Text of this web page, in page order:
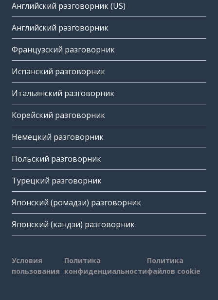
Английский разговорник (US)
Английский разговорник
Французский разговорник
Испанский разговорник
Итальянский разговорник
Корейский разговорник
Немецкий разговорник
Польский разговорник
Турецкий разговорник
Японский (ромадзи) разговорник
Японский (кандзи) разговорник
Условия
пользования
Политика
конфиденциальности
Политика
файлов cookie